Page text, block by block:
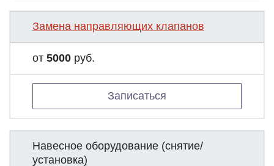
Замена направляющих клапанов
от 5000 руб.
Записаться
Навесное оборудование (снятие/
установка)